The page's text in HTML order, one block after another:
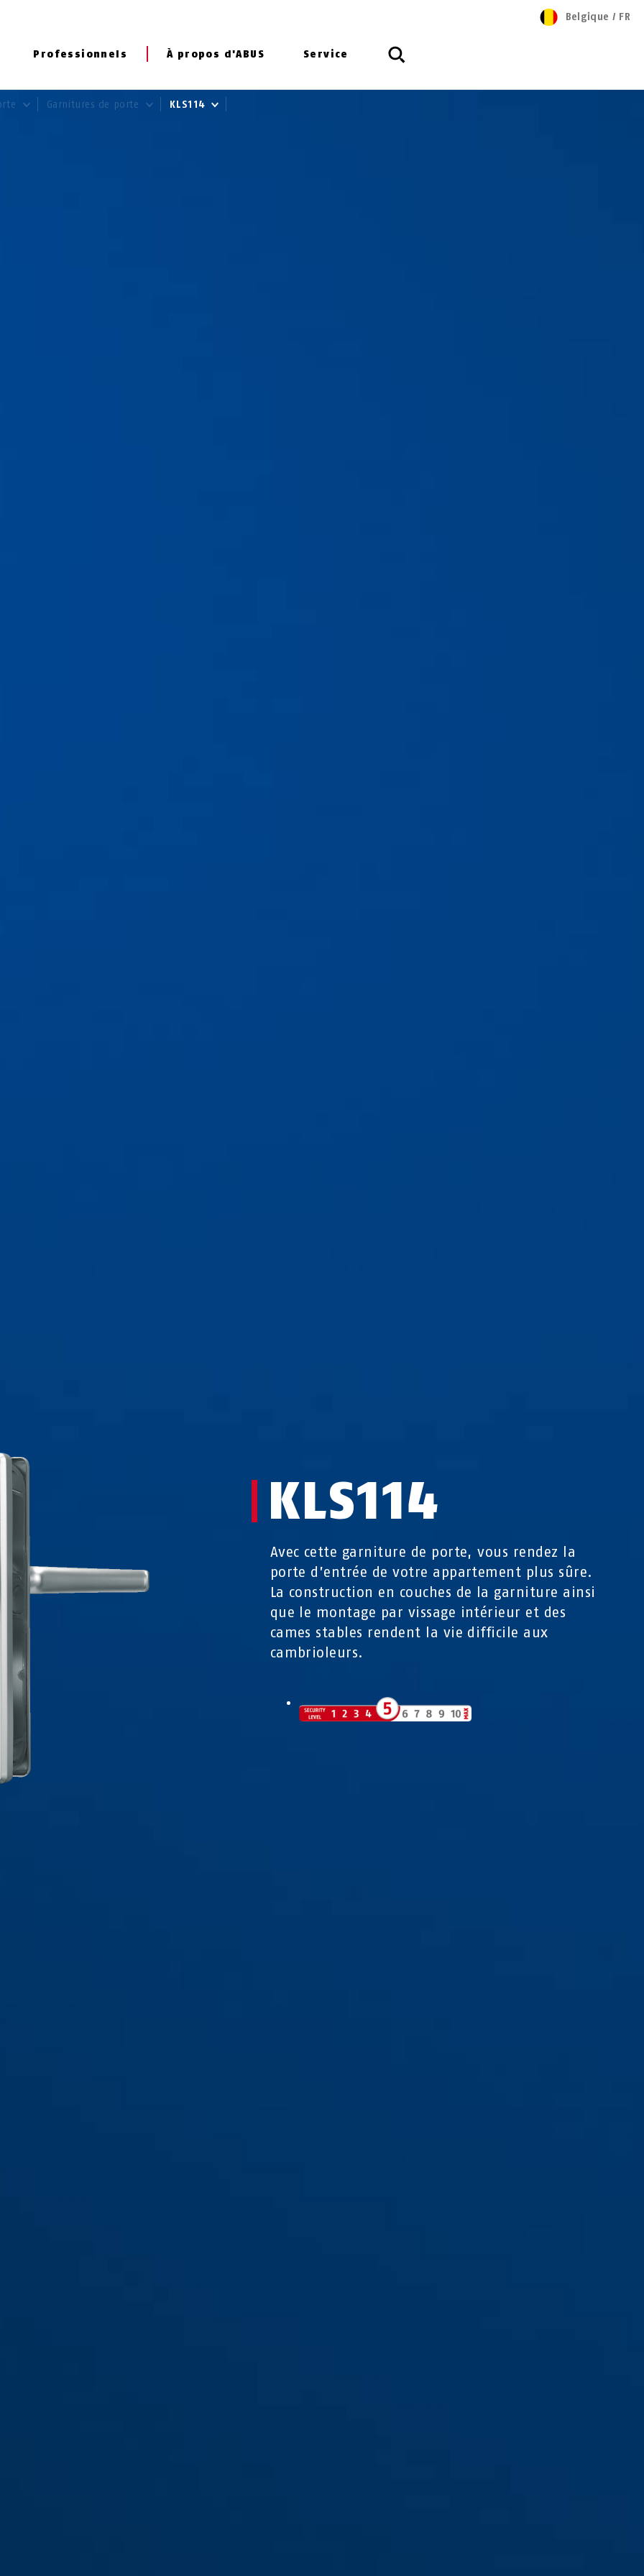
Professionnels À propos d'ABUS Service
Belgique / FR
Garnitures de porte KLS114
KLS114
Avec cette garniture de porte, vous rendez la
porte d’entrée de votre appartement plus sûre.
La construction en couches de la garniture ainsi
que le montage par vissage intérieur et des
cames stables rendent la vie difficile aux
cambrioleurs.